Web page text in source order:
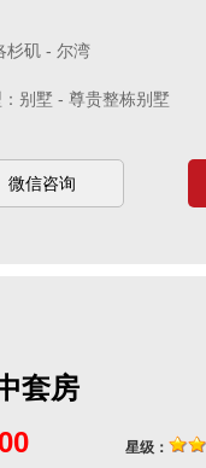
杉矶 - 尔湾
别墅 - 尊贵整栋别墅
微信咨询
套房
星级：